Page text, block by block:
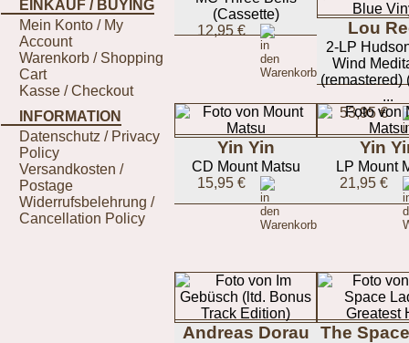
EINKAUF / BUYING
Mein Konto / My
Account
Warenkorb / Shopping
Cart
Kasse / Checkout
INFORMATION
Datenschutz / Privacy
Policy
Versandkosten /
Postage
Widerrufsbelehrung /
Cancellation Policy
(Cassette)
12,95 €
Lou
2-LP
Wind
(remastered)
...
53,95 €
Yin Yin
CD Mount Matsu
15,95 €
Yin
LP Mount
21,95 €
Andreas Dorau The